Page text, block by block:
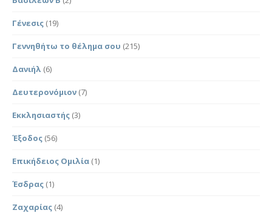
Γένεσις (19)
Γεννηθήτω το θέλημα σου (215)
Δανιήλ (6)
Δευτερονόμιον (7)
Εκκλησιαστής (3)
Έξοδος (56)
Επικήδειος Ομιλία (1)
Έσδρας (1)
Ζαχαρίας (4)